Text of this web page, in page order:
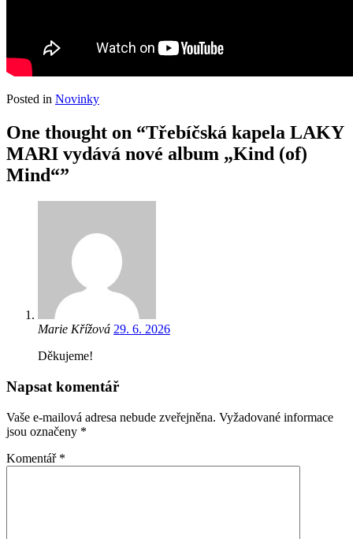
Posted in Novinky
One thought on “Třebíčská kapela LAKY
MARI vydává nové album „Kind (of)
Mind“”
Marie Křížová 29. 6. 2026
Děkujeme!
Napsat komentář
Vaše e-mailová adresa nebude zveřejněna. Vyžadované informace
jsou označeny *
Komentář *